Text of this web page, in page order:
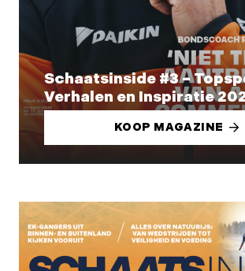
Schaatsinside #3 –
Verhalen en Inspiratie
KOOP MAGAZINE